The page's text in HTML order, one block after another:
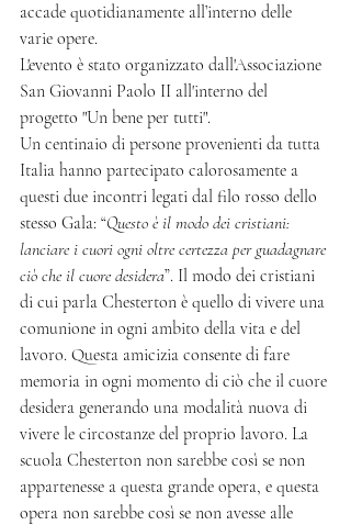
accade quotidianamente all’interno delle
varie opere.
L'evento è stato organizzato dall'Associazione
San Giovanni Paolo II all'interno del
progetto "Un bene per tutti".
Un centinaio di persone provenienti da tutta
Italia hanno partecipato calorosamente a
questi due incontri legati dal filo rosso dello
stesso Gala: “Questo è il modo dei cristiani:
lanciare i cuori ogni oltre certezza per guadagnare
ciò che il cuore desidera”. Il modo dei cristiani
di cui parla Chesterton è quello di vivere una
comunione in ogni ambito della vita e del
lavoro. Questa amicizia consente di fare
memoria in ogni momento di ciò che il cuore
desidera generando una modalità nuova di
vivere le circostanze del proprio lavoro. La
scuola Chesterton non sarebbe così se non
appartenesse a questa grande opera, e questa
opera non sarebbe così se non avesse alle